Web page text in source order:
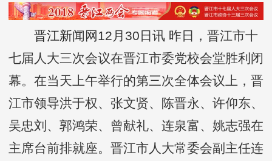
晋江新闻网12月30日讯 昨日，晋江市十
七届人大三次会议在晋江市委党校会堂胜利闭
幕。在当天上午举行的第三次全体会议上，晋
江市领导洪于权、张文贤、陈晋永、许仰东、
吴忠刘、郭鸿荣、曾献礼、连泉富、姚志强在
主席台前排就座。晋江市人大常委会副主任连